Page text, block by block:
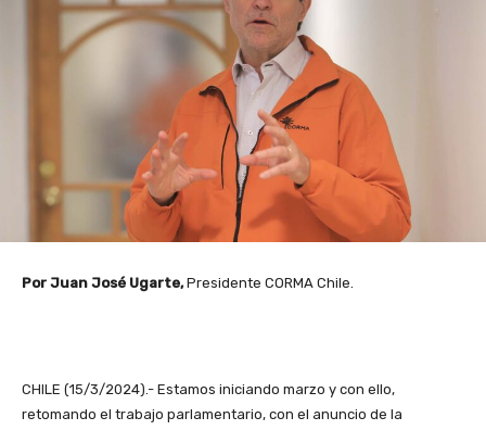
Por Juan José Ugarte,Presidente CORMA Chile.
CHILE (15/3/2024).- Estamos iniciando marzo y con ello,
retomando el trabajo parlamentario, con el anuncio de la